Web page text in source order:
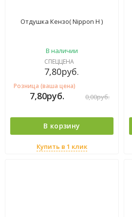
Отдушка Кензо( Nippon H )
В наличии
СПЕЦЦЕНА
7,80руб.
Розница (ваша цена)
7,80руб. 0,00руб.
В корзину
Купить в 1 клик